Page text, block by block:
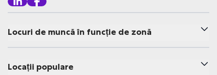
Locuri de muncă în funcție de zonă
Locații populare